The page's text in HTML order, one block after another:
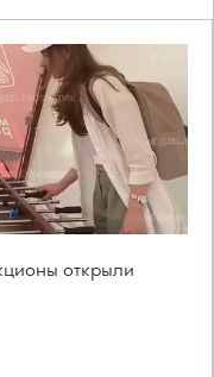
открыли